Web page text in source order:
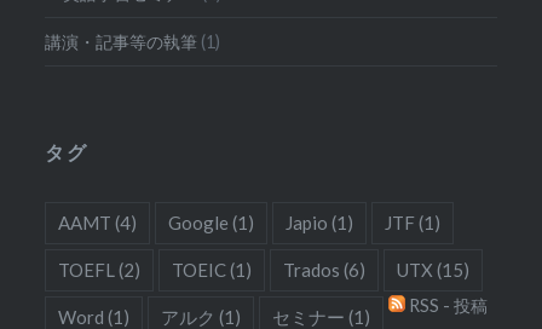
講演・記事等の執筆 (1)
タグ
AAMT (4) Google (1) Japio (1) JTF(1)
TOEFL (2) TOEIC(1) Trados (6) UTX (15)
Word (1) アルク (1) セミナー (1)
RSS - 投稿